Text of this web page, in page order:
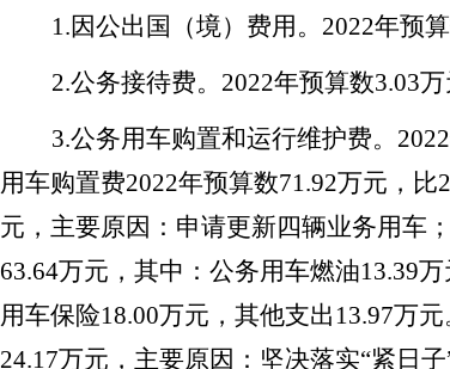
1.因公出国（境）费用。2022年预
2.公务接待费。2022年预算数3.03万
3.公务用车购置和运行维护费。
用车购置费2022年预算数71.92万元，
元，主要原因：申请更新四辆业务用车
63.64万元，其中：公务用车燃油13.39
用车保险18.00万元，其他支出13.97万
24.17万元，主要原因：坚决落实“紧日